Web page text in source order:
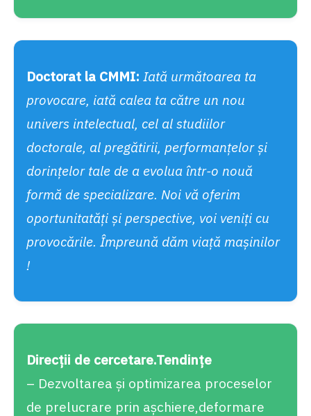
Doctorat la CMMI: Iată următoarea ta
provocare, iată calea ta către un nou
univers intelectual, cel al studiilor
doctorale, al pregătirii, performanţelor şi
dorinţelor tale de a evolua într-o nouă
formă de specializare. Noi vă oferim
oportunitatăți și perspective, voi veniți cu
provocările. Împreună dăm viață mașinilor
!
Direcții de cercetare.Tendințe
– Dezvoltarea și optimizarea proceselor
de prelucrare prin așchiere,deformare